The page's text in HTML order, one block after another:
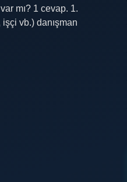
mı? 1 cevap. 1.
vb.) danışman